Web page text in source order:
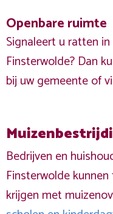
Openbare ruimte
Signaleert u ratten
Finsterwolde? Dan
bij uw gemeente of
Bedrijven en
Finsterwolde
krijgen met